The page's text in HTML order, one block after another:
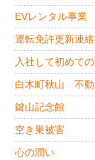
EVレンタル事業
運転免許更新連
入社して初めて
白木町秋山 不動
鍵山記念館
空き巣被害
心の潤い